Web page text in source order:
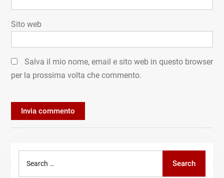
Sito web
Salva il mio nome, email e sito web in questo browser
per la prossima volta che commento.
Search